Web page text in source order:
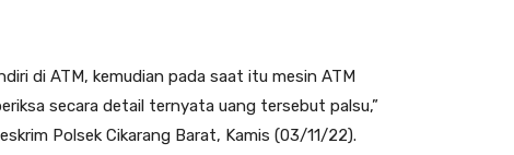
di ATM, kemudian pada saat itu mesin ATM
secara detail ternyata uang tersebut palsu,”
Polsek Cikarang Barat, Kamis (03/11/22).